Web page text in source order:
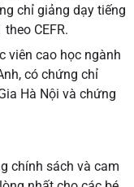
chỉ giảng dạy tiếng
CEFR.
viên cao học ngành
có chứng chỉ
Hà Nội và chứng
chính sách và cam